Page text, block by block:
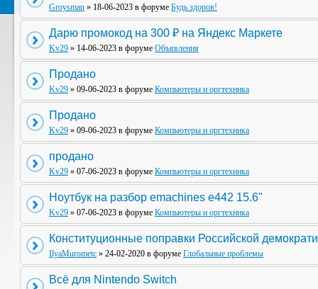
Groysman » 18-06-2023 в форуме Будь здоров!
Дарю промокод на 300 ₽ на Яндекс Маркете
Kv29 » 14-06-2023 в форуме Объявления
Продано
Kv29 » 09-06-2023 в форуме Компьютеры и оргтехника
Продано
Kv29 » 09-06-2023 в форуме Компьютеры и оргтехника
продано
Kv29 » 07-06-2023 в форуме Компьютеры и оргтехника
Ноутбук на разбор emachines e442 15.6"
Kv29 » 07-06-2023 в форуме Компьютеры и оргтехника
Конституционные поправки Российской
IlyaMurometc » 24-02-2020 в форуме Глобальные проблемы
Всё для Nintendo Switch